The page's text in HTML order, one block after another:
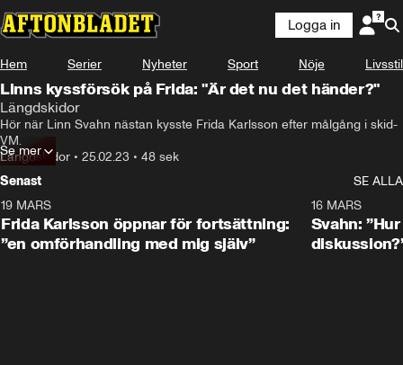
Logga in
Hem Serier Nyheter Sport Nöje Livsstil
Linns kyssförsök på Frida: "Är det nu det händer?"
Längdskidor
Hör när Linn Svahn nästan kysste Frida Karlsson efter målgång i skid-
VM.
Längdskidor • 25.02.23 • 48 sek
Se mer
Senast
SE ALLA
19 MARS
Frida Karlsson öppnar för fortsättning:
”en omförhandling med mig själv”
16 MARS
Svahn: